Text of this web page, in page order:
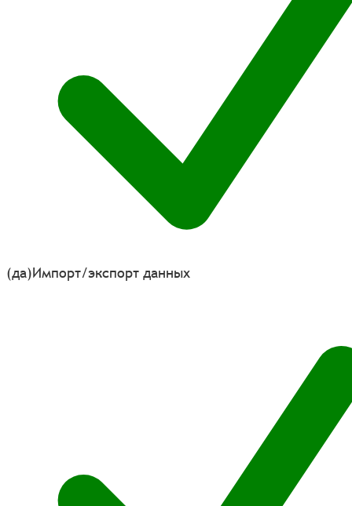
(да)Импорт/экспорт данных